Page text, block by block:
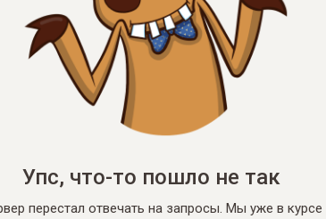
Упс, что-то пошло не так
перестал отвечать на запросы. Мы уже в курсе